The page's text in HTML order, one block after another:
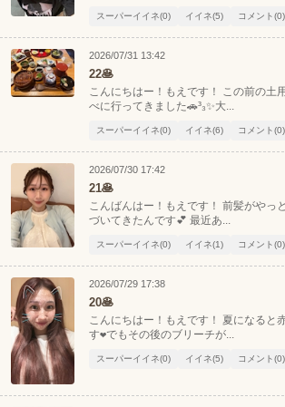
スーパーイイネ(0) イイネ(5) コメント(0)
2026/07/31 13:42
22🥞
こんにちはー！もえです！ この前の土
べに行ってきました🚗³₃✨️大...
スーパーイイネ(0) イイネ(6) コメント(0)
2026/07/30 17:42
21🥞
こんばんはー！もえです！ 前髪がやっ
づいてきたんです💕 最近あ...
スーパーイイネ(0) イイネ(1) コメント(0)
2026/07/29 17:38
20🥞
こんにちはー！もえです！ 夏になると
す❤️でもその後のブリーチが...
スーパーイイネ(0) イイネ(5) コメント(0)